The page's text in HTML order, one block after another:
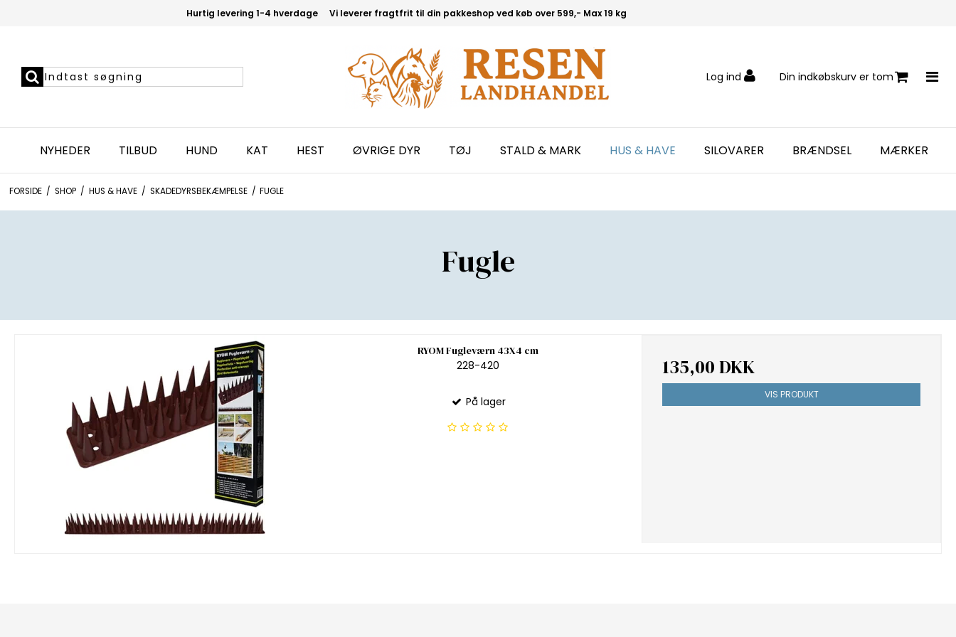
Hurtig levering 1-4 hverdage Vi leverer fragtfrit til din pakkeshop ved køb over 599,- Max 19 kg
Log ind Din indkøbskurv er tom
NYHEDER TILBUD HUND KAT HEST ØVRIGE DYR TØJ STALD & MARK HUS & HAVE SILOVARER BRÆNDSEL MÆRKER
FORSIDE / SHOP / HUS & HAVE / SKADEDYRSBEKÆMPELSE / FUGLE
Fugle
RYOM Fugleværn 43X4 cm
228-420
På lager
135,00 DKK
VIS PRODUKT